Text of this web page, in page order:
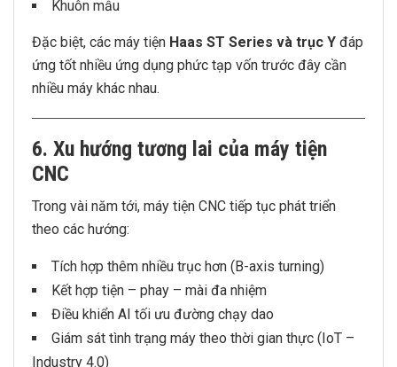
Khuôn mẫu
Đặc biệt, các máy tiện Haas ST Series và trục Y đáp
ứng tốt nhiều ứng dụng phức tạp vốn trước đây cần
nhiều máy khác nhau.
6. Xu hướng tương lai của máy tiện
CNC
Trong vài năm tới, máy tiện CNC tiếp tục phát triển
theo các hướng:
Tích hợp thêm nhiều trục hơn (B-axis turning)
Kết hợp tiện – phay – mài đa nhiệm
Điều khiển AI tối ưu đường chạy dao
Giám sát tình trạng máy theo thời gian thực (IoT –
Industry 4.0)